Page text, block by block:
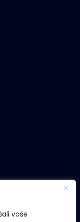
vaše
Ureda, Mirze
zavisi i od